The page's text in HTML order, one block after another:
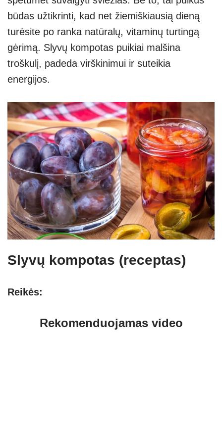
būdas užtikrinti, kad net žiemiškiausią dieną
turėsite po ranka natūralų, vitaminų turtingą
gėrimą. Slyvų kompotas puikiai malšina
troškulį, padeda virškinimui ir suteikia
energijos.
Slyvų kompotas (receptas)
Reikės:
Rekomenduojamas video